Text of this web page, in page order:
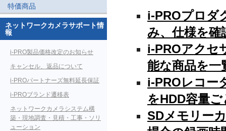
特価商品
ネットワークカメラサポート情
報
i-PRO製品価格改定のお知らせ
キャンセル、返品について
i-PROパートナーズ無料延長保証
i-PROブランド遷移表
ネットワークカメラシステム構
築・現地調査・見積・工事・ソリ
ューション
i-PROプロダ
み、仕様を確
i-PROアクセ
能な商品を一
i-PROレコー
をHDD容量
SDメモリー